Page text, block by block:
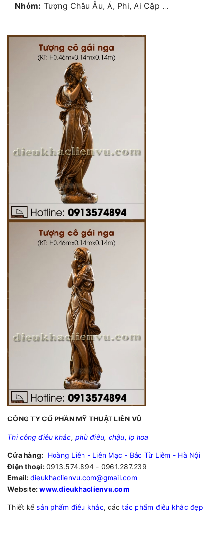
Nhóm: Tượng Châu Âu, Á, Phi, Ai Cập ...
CÔNG TY CỔ PHẦN MỸ THUẬT LIÊN VŨ
Thi công điêu khắc, phù điêu, chậu, lọ hoa
Cửa hàng: Hoàng Liên - Liên Mạc - Bắc Từ Liêm - Hà Nội
Điện thoại:0913.574.894 - 0961.287.239
Email: dieukhaclienvu.com@gmail.com
Website:www.dieukhaclienvu.com
Thiết kếsản phẩm điêu khắc, cáctác phẩm điêu khắc đẹp